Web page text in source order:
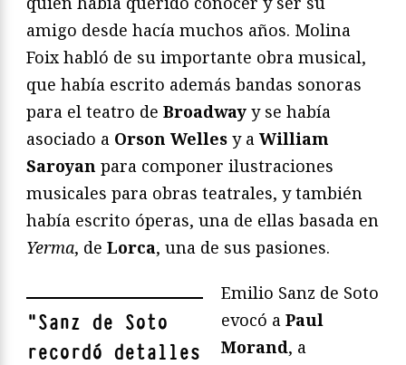
amigo desde hacía muchos años. Molina
Foix habló de su importante obra musical,
que había escrito además bandas sonoras
para el teatro de Broadway y se había
asociado a Orson Welles y a William
Saroyan para componer ilustraciones
musicales para obras teatrales, y también
había escrito óperas, una de ellas basada en
Yerma, de Lorca, una de sus pasiones.
"Sanz de Soto
recordó detalles
Emilio Sanz de Soto
evocó a Paul
Morand, a